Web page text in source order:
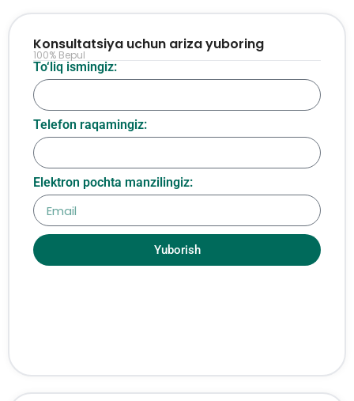
To‘liq ismingiz:
Telefon raqamingiz:
Elektron pochta manzilingiz:
Yuborish
Konsultatsiya uchun ariza yuboring
100% Bepul